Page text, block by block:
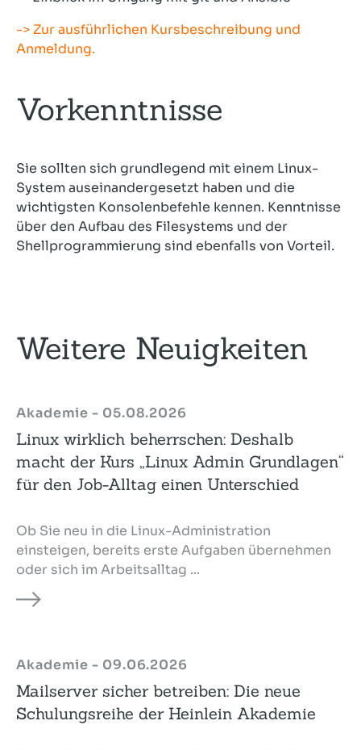
-> Zur ausführlichen Kursbeschreibung und
Anmeldung.
Vorkenntnisse
Sie sollten sich grundlegend mit einem Linux-
System auseinandergesetzt haben und die
wichtigsten Konsolenbefehle kennen. Kenntnisse
über den Aufbau des Filesystems und der
Shellprogrammierung sind ebenfalls von Vorteil.
Weitere Neuigkeiten
Akademie - 05.08.2026
Linux wirklich beherrschen: Deshalb
macht der Kurs „Linux Admin Grundlagen“
für den Job-Alltag einen Unterschied
Ob Sie neu in die Linux-Administration
einsteigen, bereits erste Aufgaben übernehmen
oder sich im Arbeitsalltag ...
Akademie - 09.06.2026
Mailserver sicher betreiben: Die neue
Schulungsreihe der Heinlein Akademie